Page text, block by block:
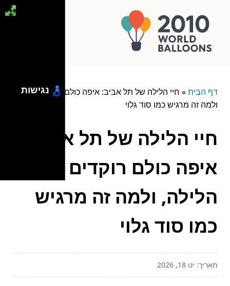
דף הבית» חיי הלילה של תל אביב: איפה כולם רוקדים הלילה,
ולמה זה מרגיש כמו סוד גלוי
חיי הלילה של תל אביב:
איפה כולם רוקדים
הלילה, ולמה זה מרגיש
כמו סוד גלוי
תאריך: ינו 18, 2026
נגישות